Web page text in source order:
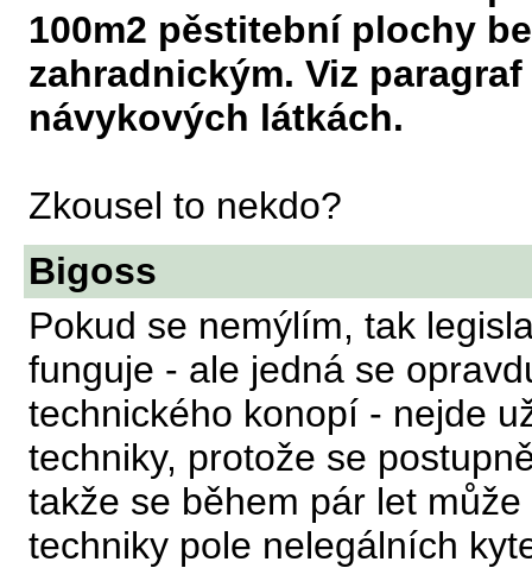
100m2 pěstitební plochy
zahradnickým. Viz
návykových látkách.
Zkousel to nekdo?
Bigoss
Pokud se nemýlím, tak
funguje - ale jedná se
technického konopí - nejde
techniky, protože se
takže se během pár let
techniky pole nelegálních